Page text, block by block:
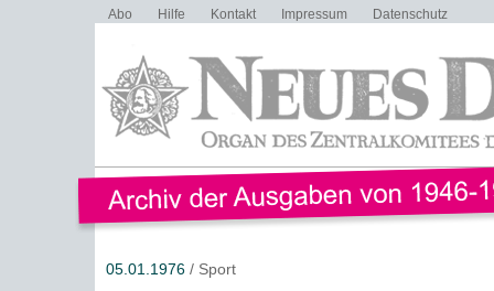
Abo Hilfe Kontakt Impressum Datenschutz
05.01.1976/ Sport